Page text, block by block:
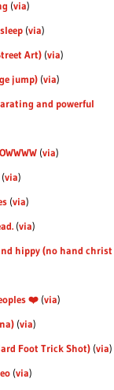
(via)
(via)
Art) (via)
jump) (via)
and powerful
(via)
(via)
(via)
(via)
hippy (no hand christ
❤️ (via)
(via)
Foot Trick Shot) (via)
(via)